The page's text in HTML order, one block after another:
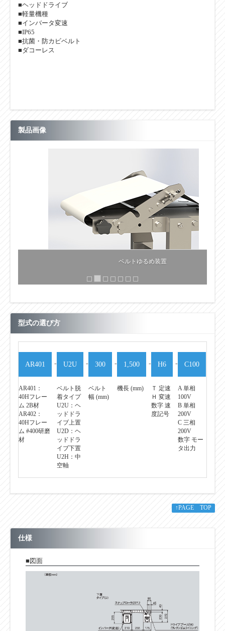
■ヘッドドライブ
■軽量機種
■インバータ変速
■IP65
■抗菌・防カビベルト
■ダコーレス
製品画像
ベルトゆるめ装置
型式の選び方
AR401
AR401：
40Hフレー
ム 2B材
AR402：
40Hフレー
ム #400研磨
材
- U2U
ベルト脱
着タイプ
U2U：ヘ
ッドドラ
イブ上置
U2D：ヘ
ッドドラ
イブ下置
U2H：中
空軸
- 300
ベルト
幅 (mm)
- 1,500
機長 (mm)
- H6
Ｔ 定速
Ｈ 変速
数字 速
度記号
- C100
A 単相
100V
B 単相
200V
C 三相
200V
数字 モー
タ出力
↑PAGE TOP
仕様
■図面